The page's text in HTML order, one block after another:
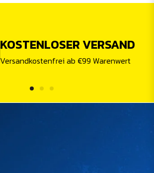
KOSTENLOSER VERSAND
Versandkostenfrei ab €99 Warenwert